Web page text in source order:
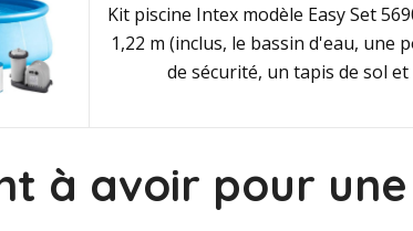
Kit piscine Intex modèle Easy Set
1,22 m (inclus, le bassin d'eau, une
de sécurité, un tapis de sol et
à avoir pour